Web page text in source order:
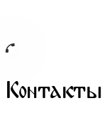
Контакты